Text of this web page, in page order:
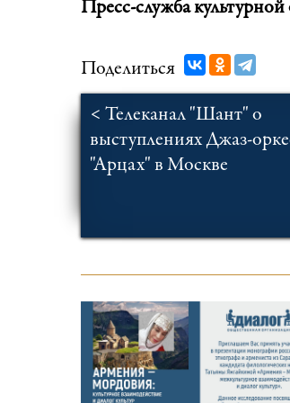
Пресс-служба
Поделиться
< Телеканал "Шант" о
выступлениях Джаз-
"Арцах" в Москве